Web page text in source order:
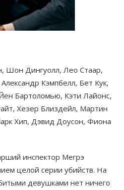
Шон Дингуолл, Лео Стаар,
Кэмпбелл, Бет Кук,
Бартоломью, Кэти Лайонс,
Хезер Близдейл, Мартин
Хип, Дэвид Доусон, Фиона
инспектор Мегрэ
целой серии убийств. На
девушками нет ничего